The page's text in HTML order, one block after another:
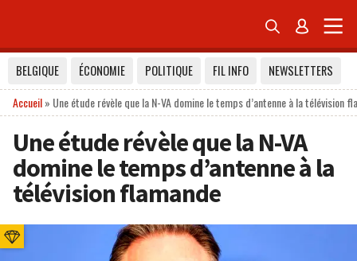
 
BELGIQUE ÉCONOMIE POLITIQUE FIL INFO
NEWSLETTERS
Accueil» Une étude révèle que la N-VA domine le temps d’antenne à la télévision
Une étude révèle que la N-VA
domine le temps d’antenne à la
télévision flamande